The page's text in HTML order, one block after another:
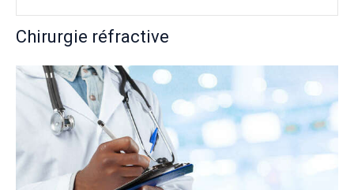
Chirurgie réfractive